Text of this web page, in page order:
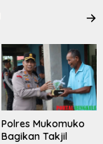
Polres Mukomuko
Bagikan Takjil